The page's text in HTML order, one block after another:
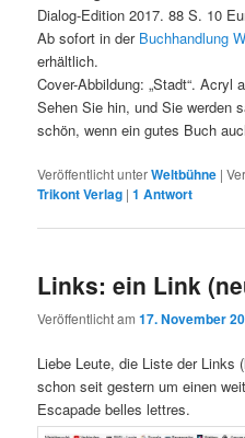
Dialog-Edition 2017. 88 S. 10
Ab sofort in der Buchhandlung
erhältlich.
Cover-Abbildung: „Stadt“. Acryl
Sehen Sie hin, und Sie werden
schön, wenn ein gutes Buch
Veröffentlicht unterWeltbühne |
Trikont Verlag |1 Antwort
Links: ein Link
Veröffentlicht am17. November
Liebe Leute, die Liste der Links
schon seit gestern um einen
Escapade belles lettres.